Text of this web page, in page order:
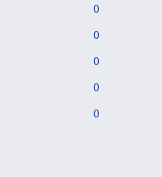
0
0
0
0
0